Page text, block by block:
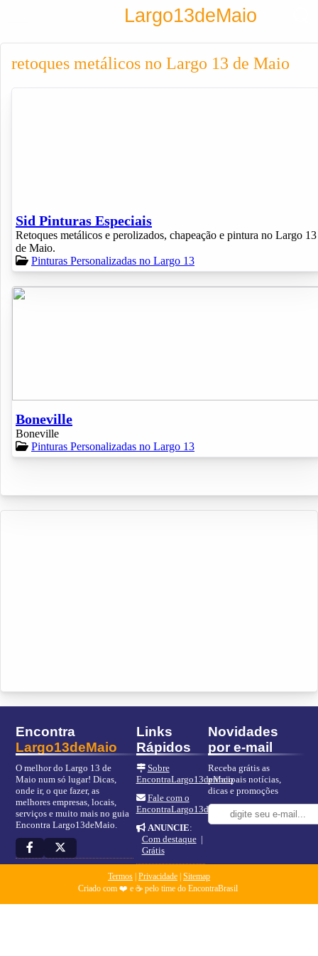
Largo13deMaio
Criar conta
retoques metálicos no Largo 13 de Maio
Sid Pinturas Especiais
Retoques metálicos e perolizados, chapeação e pintura no Largo 13
de Maio.
Pinturas Personalizadas no Largo 13
Boneville
Boneville
Pinturas Personalizadas no Largo 13
Encontra
Largo13deMaio
O melhor do Largo 13 de
Maio num só lugar! Dicas,
onde ir, o que fazer, as
melhores empresas, locais,
serviços e muito mais no guia
Encontra Largo13deMaio.
Links
Rápidos
Sobre
EncontraLargo13deMaio
Fale com o
EncontraLargo13deMaio
ANUNCIE:
Com destaque|
Grátis
Novidades
por e-mail
Receba grátis as
principais notícias,
dicas e promoções
Termos | Privacidade | Sitemap
Criado com ❤️ e ☕ pelo time do EncontraBrasil